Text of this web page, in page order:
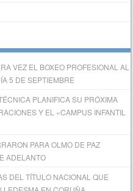
VEZ EL BOXEO PROFESIONAL AL
5 DE SEPTIEMBRE
PLANIFICA SU PRÓXIMA
Y EL «CAMPUS INFANTIL
PARA OLMO DE PAZ
ADELANTO
DEL TÍTULO NACIONAL QUE